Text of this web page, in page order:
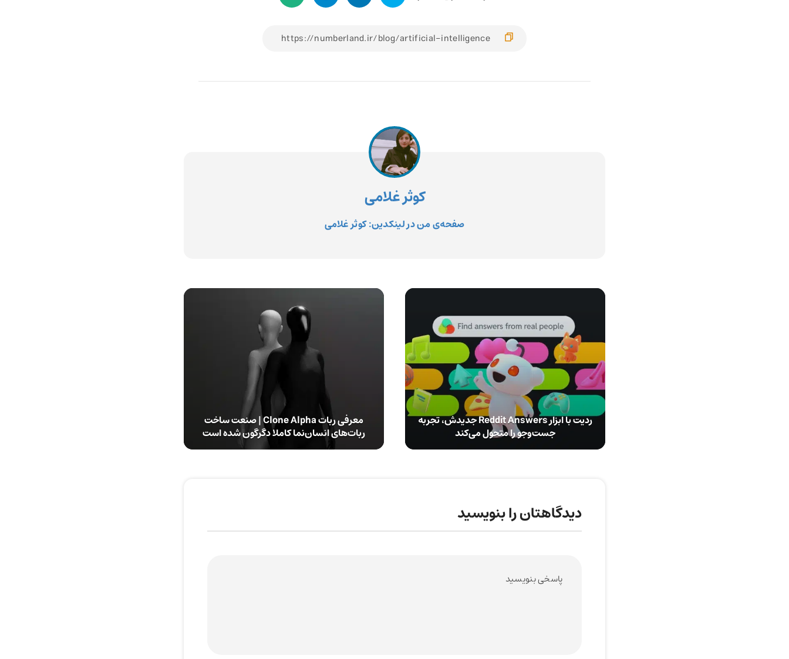
کوثر غلامی
صفحه‌ی من در لینکدین: کوثر غلامی
معرفی ربات Clone Alpha | صنعت ساخت
ربات‌های انسان‌نما کاملا دگرگون شده است
ردیت با ابزار Reddit Answers جدیدش، تجربه
جست‌وجو را متحول می‌کند
دیدگاهتان را بنویسید